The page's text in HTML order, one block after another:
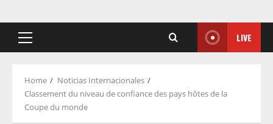
Primary
LIVE
Home
Noticias Internacionales
Classement du niveau de confiance des pays hôtes de la
Coupe du monde